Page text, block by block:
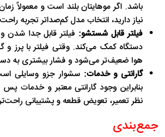
باشد. اگر موهایتان بلند است و معمولاً
نیاز دارید، انتخاب مدل کم‌صداتر تجربه
فیلتر قابل شستشو: فیلتر قابل جدا شدن
دستگاه کمک می‌کند. وقتی فیلتر با پرز و
هوا ضعیف‌تر می‌شود و فشار بیشتری به
گارانتی و خدمات: سشوار جزو وسایلی
بنابراین وجود گارانتی معتبر و خدمات
نظر تعمیر، تعویض قطعه و پشتیبانی
جمع‌بندی